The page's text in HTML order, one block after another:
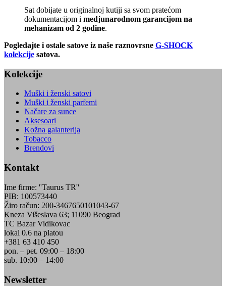
Sat dobijate u originalnoj kutiji sa svom pratećom
dokumentacijom i medjunarodnom garancijom na
mehanizam od 2 godine.
Pogledajte i ostale satove iz naše raznovrsne G-SHOCK
kolekcije satova.
Kolekcije
Muški i ženski satovi
Muški i ženski parfemi
Načare za sunce
Aksesoari
Kožna galanterija
Tobacco
Brendovi
Kontakt
Ime firme: ''Taurus TR''
PIB: 100573440
Žiro račun: 200-3467650101043-67
Kneza Višeslava 63; 11090 Beograd
TC Bazar Vidikovac
lokal 0.6 na platou
+381 63 410 450
pon. – pet. 09:00 – 18:00
sub. 10:00 – 14:00
Newsletter